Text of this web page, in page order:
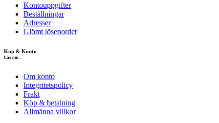
Kontouppgifter
Beställningar
Adresser
Glömt lösenordet
Köp & Konto
Läs om...
Om konto
Integritetspolicy
Frakt
Köp & betalning
Allmänna villkor